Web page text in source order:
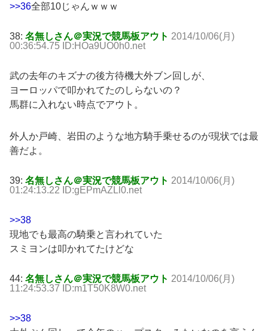
>>36全部10じゃんｗｗｗ
38: 名無しさん＠実況で競馬板アウト 2014/10/06(月)
00:36:54.75 ID:HOa9UO0h0.net
武の去年のキズナの後方待機大外ブン回しが、
ヨーロッパで叩かれてたのしらないの？
馬群に入れない時点でアウト。
外人か戸崎、岩田のような地方騎手乗せるのが現状では最
善だよ。
39: 名無しさん＠実況で競馬板アウト 2014/10/06(月)
01:24:13.22 ID:gEPmAZLl0.net
>>38
現地でも最高の騎乗と言われていた
スミヨンは叩かれてたけどな
44: 名無しさん＠実況で競馬板アウト 2014/10/06(月)
11:24:53.37 ID:m1T50K8W0.net
>>38